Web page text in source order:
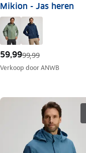
Mikion - Jas heren
59,9999,99
Verkoop doorANWB